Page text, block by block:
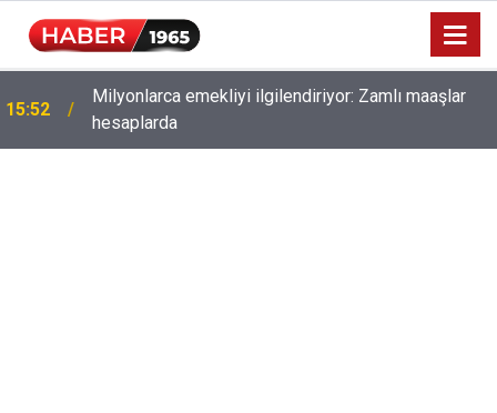
15:52
Milyonlarca emekliyi ilgilendiriyor: Zamlı maaşlar
hesaplarda